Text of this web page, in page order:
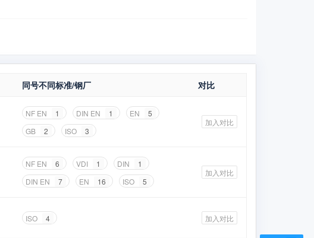
同号不同标准/钢厂 对比
NF EN 1 DIN EN 1 EN
5
GB
2 ISO 3
加入对比
NF EN 6 VDI 1 DIN
1
DIN EN
7 EN 16 ISO 5
加入对比
ISO 4 加入对比